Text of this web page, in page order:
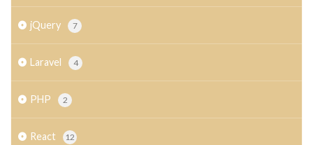
jQuery 7
Laravel 4
PHP 2
React 12